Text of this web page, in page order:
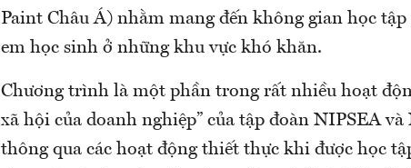
Paint Châu Á) nhằm mang đến không gian học
em học sinh ở những khu vực khó khăn.
Chương trình là một phần trong rất nhiều hoạt
xã hội của doanh nghiệp” của tập đoàn NIPSEA
thông qua các hoạt động thiết thực khi được học